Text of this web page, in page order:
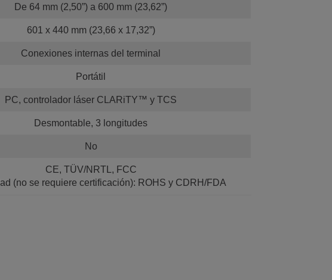
De 64 mm (2,50”) a 600 mm (23,62”)
601 x 440 mm (23,66 x 17,32”)
Conexiones internas del terminal
Portátil
PC, controlador láser CLARiTY™ y TCS
Desmontable, 3 longitudes
No
CE, TÜV/NRTL, FCC
(no se requiere certificación): ROHS y CDRH/FDA